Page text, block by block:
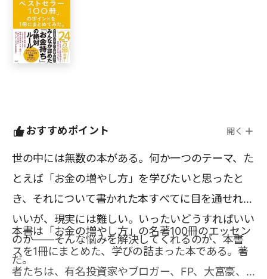
おすすめポイント 開く
世の中には無数の本がある。何か一つのテーマ、た
とえば「お金の増やし方」を学びたいと思ったと
き、それについて書かれた本すべてに目を通せれば
いいが、現実には難しい。いったいどうすればいい
のか――そんな悩みを解決してくれるのが、本書
だ。
本書は「お金の増やし方」の名著100冊のエッセン
スを1冊にまとめた、学びの詰まった本である。著
者たちは、有名投資家やブロガー、FP、大富豪、